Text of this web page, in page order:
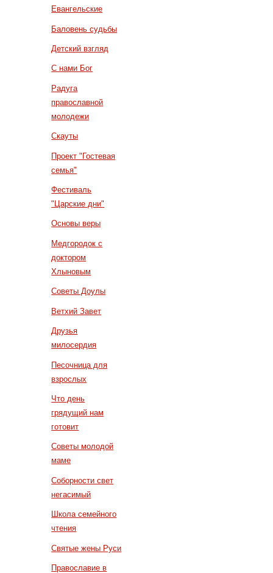
Евангельские
Баловень судьбы
Детский взгляд
С нами Бог
Радуга
православной
молодежи
Скауты
Проект "Гостевая
семья"
Фестиваль
"Царские дни"
Основы веры
Медгородок с
доктором
Хлыновым
Советы Доулы
Ветхий Завет
Друзья
милосердия
Песочница для
взрослых
Что день
грядущий нам
готовит
Советы молодой
маме
Соборности свет
негасимый
Школа семейного
чтения
Святые жены Руси
Православие в